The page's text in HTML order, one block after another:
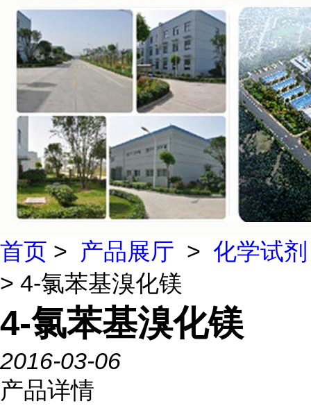
首页 > 产品展厅 > 化学试剂
> 4-氯苯基溴化镁
4-氯苯基溴化镁
2016-03-06
产品详情